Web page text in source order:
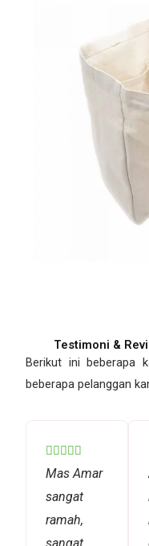
Testimoni &
Berikut ini beberapa
beberapa pelanggan
    Rated
5
out
5
Mas Amar
sangat
ramah,